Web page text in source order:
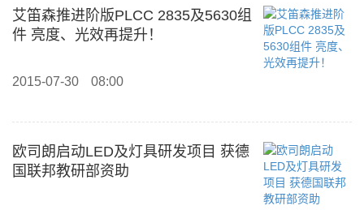
艾笛森推进阶版PLCC 2835及5630组
件 亮度、光效再提升！
2015-07-30 08:00
欧司朗启动LED及灯具研发项目 获德
国联邦教研部资助